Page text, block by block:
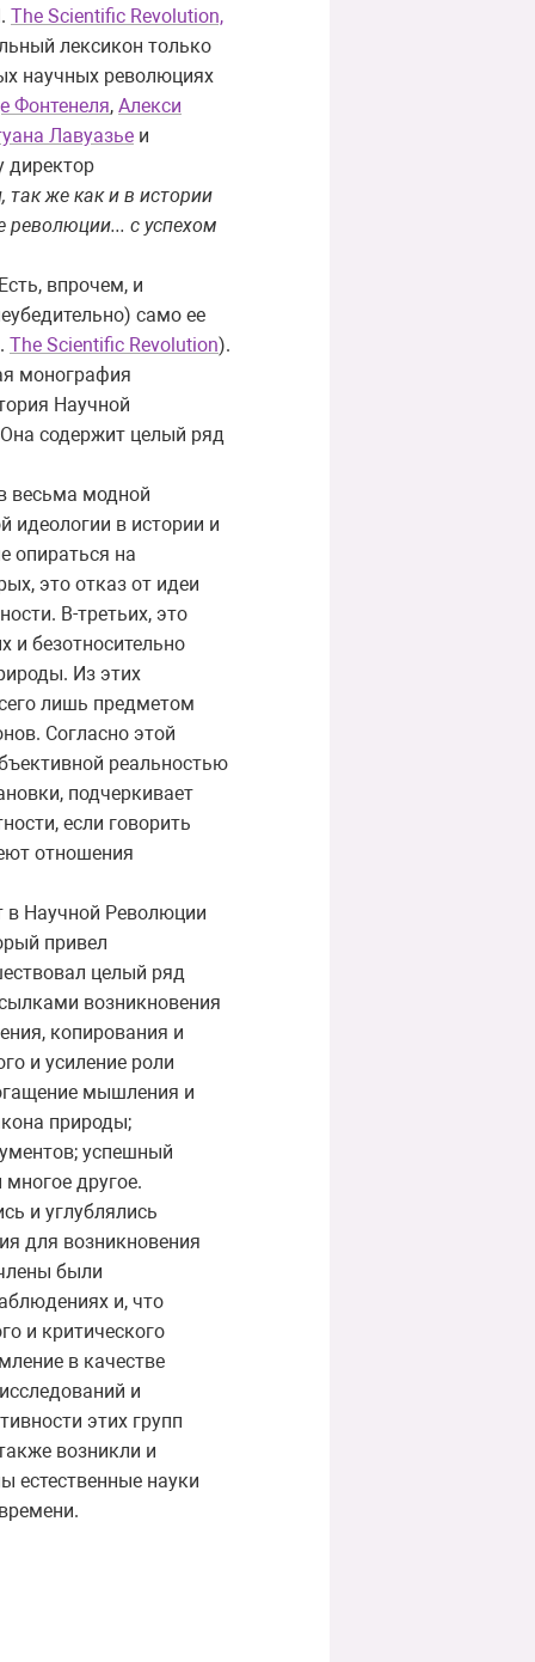
The Scientific Revolution,
лексикон только
научных революциях
Фонтенеля, Алекси
Лавуазье и
директор
так же как и в истории
революции... с успехом
впрочем, и
само ее
The Scientific Revolution).
монография
Научной
содержит целый ряд
весьма модной
идеологии в истории и
опираться на
это отказ от идеи
В-третьих, это
и безотносительно
Из этих
лишь предметом
Согласно этой
реальностью
подчеркивает
если говорить
отношения
в Научной Революции
привел
целый ряд
возникновения
копирования и
и усиление роли
мышления и
природы;
успешный
другое.
и углублялись
для возникновения
были
и, что
и критического
в качестве
и
этих групп
возникли и
естественные науки